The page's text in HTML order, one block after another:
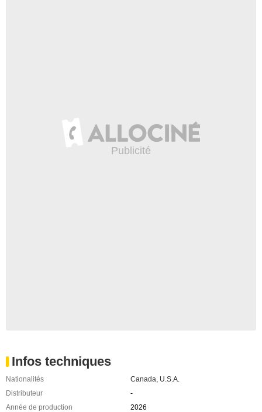
Infos techniques
Nationalités Canada, U.S.A.
Distributeur
-
Année de production
2026